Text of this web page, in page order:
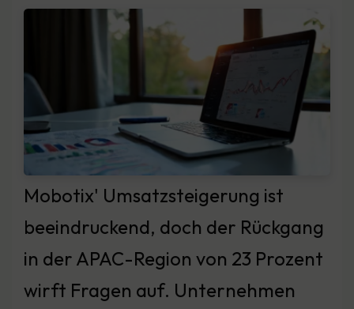
Mobotix' Umsatzsteigerung ist
beeindruckend, doch der Rückgang
in der APAC-Region von 23 Prozent
wirft Fragen auf. Unternehmen